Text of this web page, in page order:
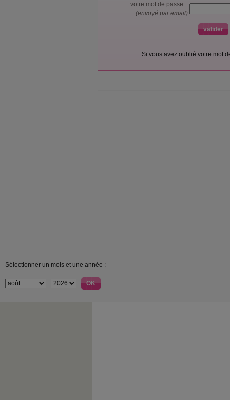
votre mot de passe :
(envoyé par email)
Si vous avez oublié votre mot
Sélectionner un mois et une année :